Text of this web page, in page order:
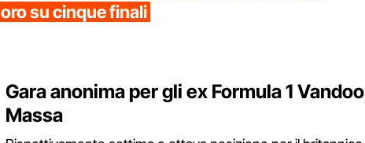
oro su cinque finali
Gara anonima per gli ex Formula 1
Massa